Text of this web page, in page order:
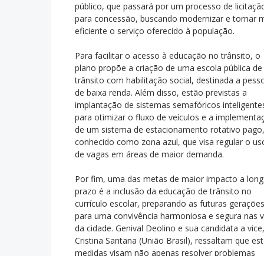
público, que passará por um processo de
para concessão, buscando modernizar e tornar
eficiente o serviço oferecido à população.
Para facilitar o acesso à educação no trânsito, o
plano propõe a criação de uma escola pública de
trânsito com habilitação social, destinada a
de baixa renda. Além disso, estão previstas a
implantação de sistemas semafóricos
para otimizar o fluxo de veículos e a
de um sistema de estacionamento rotativo pago,
conhecido como zona azul, que visa regular o
de vagas em áreas de maior demanda.
Por fim, uma das metas de maior impacto a
prazo é a inclusão da educação de trânsito no
currículo escolar, preparando as futuras gerações
para uma convivência harmoniosa e segura nas
da cidade. Genival Deolino e sua candidata a vice,
Cristina Santana (União Brasil), ressaltam que
medidas visam não apenas resolver problemas